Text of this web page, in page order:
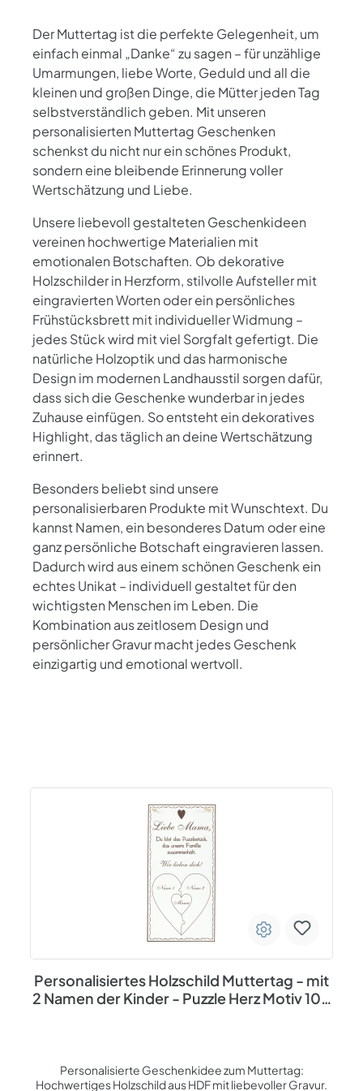
Der Muttertag ist die perfekte Gelegenheit, um
einfach einmal „Danke“ zu sagen – für unzählige
Umarmungen, liebe Worte, Geduld und all die
kleinen und großen Dinge, die Mütter jeden Tag
selbstverständlich geben. Mit unseren
personalisierten Muttertag Geschenken
schenkst du nicht nur ein schönes Produkt,
sondern eine bleibende Erinnerung voller
Wertschätzung und Liebe.
Unsere liebevoll gestalteten Geschenkideen
vereinen hochwertige Materialien mit
emotionalen Botschaften. Ob dekorative
Holzschilder in Herzform, stilvolle Aufsteller mit
eingravierten Worten oder ein persönliches
Frühstücksbrett mit individueller Widmung –
jedes Stück wird mit viel Sorgfalt gefertigt. Die
natürliche Holzoptik und das harmonische
Design im modernen Landhausstil sorgen dafür,
dass sich die Geschenke wunderbar in jedes
Zuhause einfügen. So entsteht ein dekoratives
Highlight, das täglich an deine Wertschätzung
erinnert.
Besonders beliebt sind unsere
personalisierbaren Produkte mit Wunschtext. Du
kannst Namen, ein besonderes Datum oder eine
ganz persönliche Botschaft eingravieren lassen.
Dadurch wird aus einem schönen Geschenk ein
echtes Unikat – individuell gestaltet für den
wichtigsten Menschen im Leben. Die
Kombination aus zeitlosem Design und
persönlicher Gravur macht jedes Geschenk
einzigartig und emotional wertvoll.
Personalisiertes Holzschild Muttertag - mit
2 Namen der Kinder - Puzzle Herz Motiv 10 x
Personalisierte Geschenkidee zum Muttertag:
Hochwertiges Holzschild aus HDF mit liebevoller Gravur.